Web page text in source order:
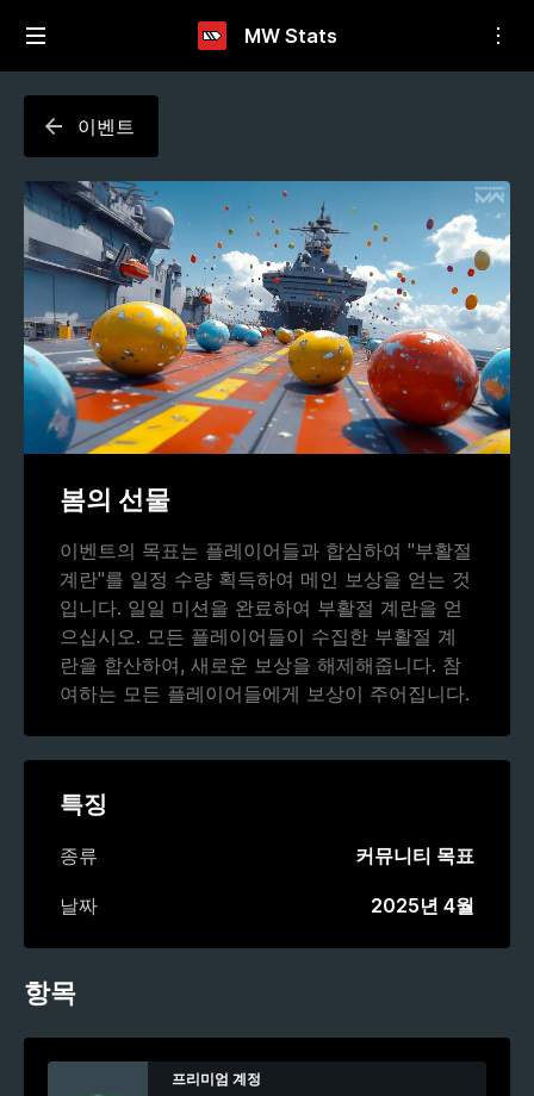
MW Stats
이벤트
봄의 선물
이벤트의 목표는 플레이어들과 합심하여 "부활절
계란"를 일정 수량 획득하여 메인 보상을 얻는 것
입니다. 일일 미션을 완료하여 부활절 계란을 얻
으십시오. 모든 플레이어들이 수집한 부활절 계
란을 합산하여, 새로운 보상을 해제해줍니다. 참
여하는 모든 플레이어들에게 보상이 주어집니다.
특징
종류 커뮤니티 목표
날짜 2025년 4월
항목
프리미엄 계정